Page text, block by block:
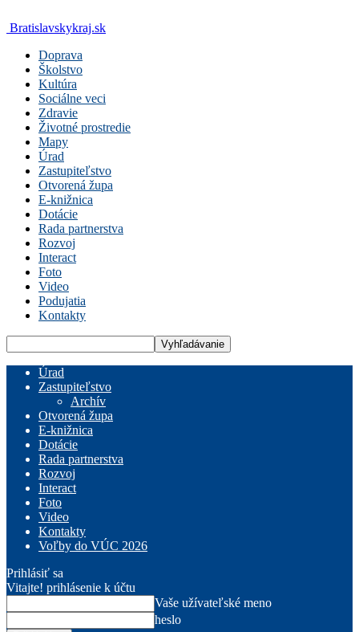
Bratislavskykraj.sk
Doprava
Školstvo
Kultúra
Sociálne veci
Zdravie
Životné prostredie
Mapy
Úrad
Zastupiteľstvo
Otvorená župa
E-knižnica
Dotácie
Rada partnerstva
Rozvoj
Interact
Foto
Video
Podujatia
Kontakty
Úrad
Zastupiteľstvo
Archív
Otvorená župa
E-knižnica
Dotácie
Rada partnerstva
Rozvoj
Interact
Foto
Video
Kontakty
Voľby do VÚC 2026
Prihlásiť sa
Vitajte! prihlásenie k účtu
Vaše užívateľské meno
heslo